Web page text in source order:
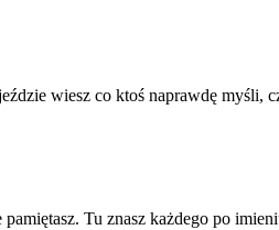
wiesz co ktoś naprawdę myśli,
Tu znasz każdego po